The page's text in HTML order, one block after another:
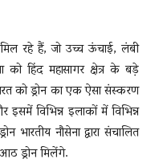
मिल रहे हैं, जो उच्च ऊंचाई, लंबी
को हिंद महासागर क्षेत्र के बड़े
को ड्रोन का एक ऐसा संस्करण
विभिन्न इलाकों में विभिन्न
नौसेना द्वारा संचालित
ड्रोन मिलेंगे.